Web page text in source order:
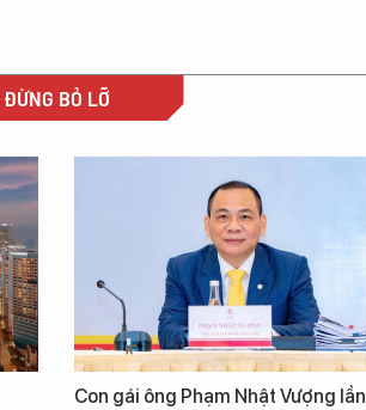
ĐỪNG BỎ LỠ
Con gái ông Phạm Nhật Vượng lần